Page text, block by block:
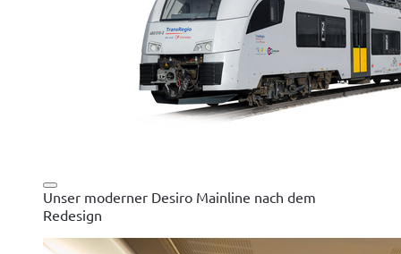
Unser moderner Desiro Mainline nach dem
Redesign